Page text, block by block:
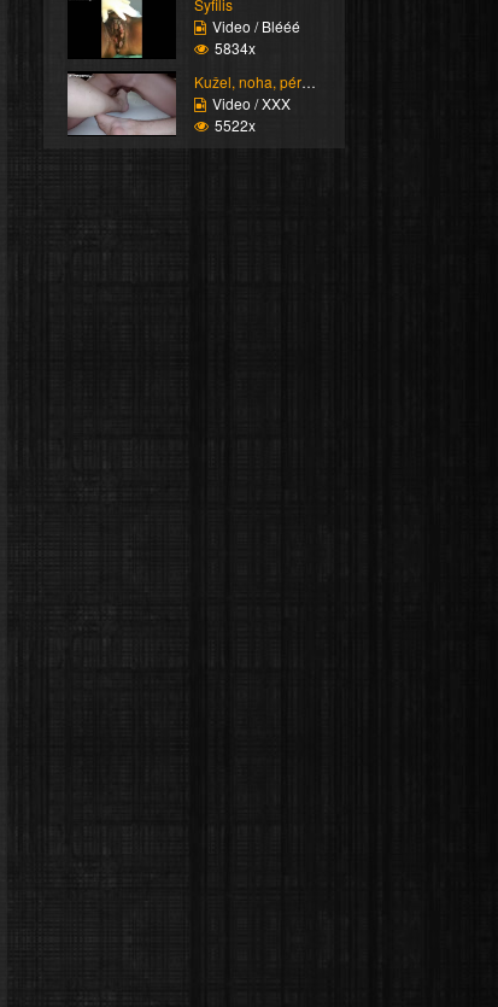
Video / Blééé
5834x
Kužel, noha, péro, pěs...
Video / XXX
5522x